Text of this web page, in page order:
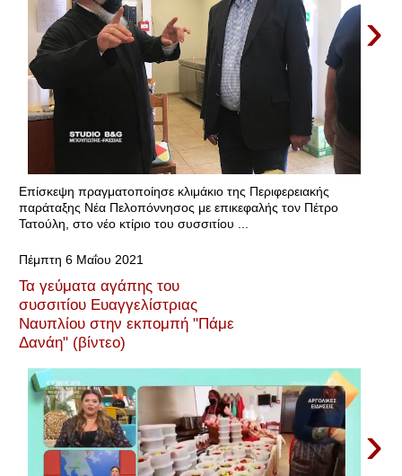
›
Επίσκεψη πραγματοποίησε κλιμάκιο της Περιφερειακής
παράταξης Νέα Πελοπόννησος με επικεφαλής τον Πέτρο
Τατούλη, στο νέο κτίριο του συσσιτίου ...
Πέμπτη 6 Μαΐου 2021
Τα γεύματα αγάπης του
συσσιτίου Ευαγγελίστριας
Ναυπλίου στην εκπομπή "Πάμε
Δανάη" (βίντεο)
›